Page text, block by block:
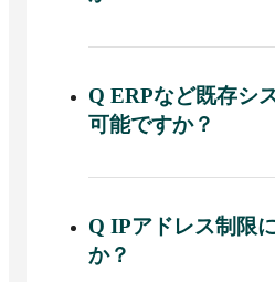
A 可能です。データ移
るケースも多く、現在
方法をご案内していま
ください。
Q ERPなど既存シ
可能ですか？
A 可能です。ERPをは
や運用環境に合わせた
Q IPアドレス制限
か？